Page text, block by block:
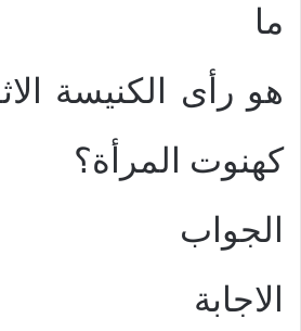
ما
هو رأى الكنيسة
كهنوت المرأة؟
الجواب
الاجابة